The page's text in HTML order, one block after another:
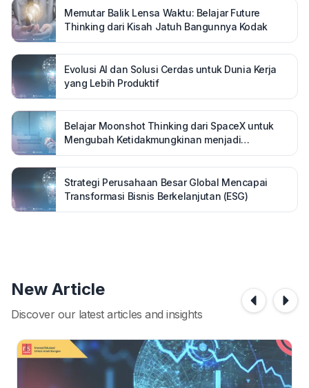
Memutar Balik Lensa Waktu: Belajar Future
Thinking dari Kisah Jatuh Bangunnya Kodak
Evolusi AI dan Solusi Cerdas untuk Dunia Kerja
yang Lebih Produktif
Belajar Moonshot Thinking dari SpaceX untuk
Mengubah Ketidakmungkinan menjadi
Kenyataan
Strategi Perusahaan Besar Global Mencapai
Transformasi Bisnis Berkelanjutan (ESG)
New Article
Discover our latest articles and insights